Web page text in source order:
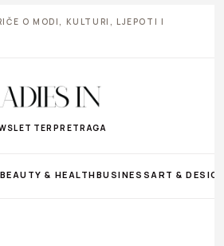
O MODI, KULTURI, LJEPOTI I
PRETRAGA
BEAUTY & HEALTHBUSINESS ART &